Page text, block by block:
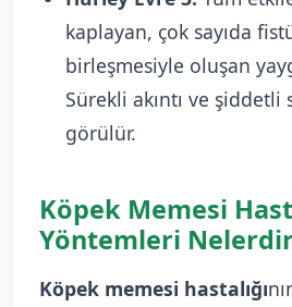
kaplayan, çok sayıda
birleşmesiyle oluşan
Sürekli akıntı ve şiddetli
görülür.
Köpek Memesi
Yöntemleri
Köpek memesi hastalığı